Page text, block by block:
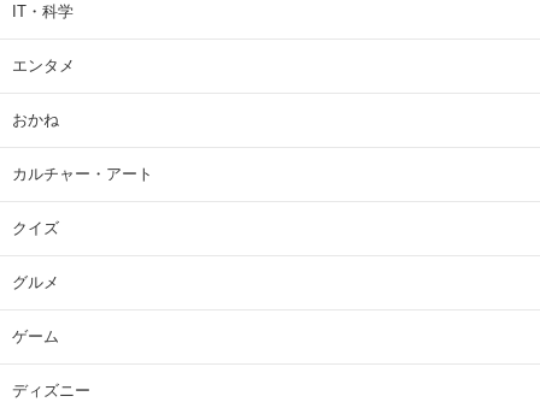
IT・科学
エンタメ
おかね
カルチャー・アート
クイズ
グルメ
ゲーム
ディズニー